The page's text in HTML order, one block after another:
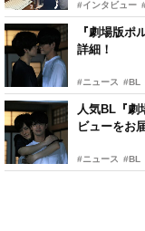
#インタビュー
『劇場版ポ
詳細！
#ニュース #BL
人気BL『劇
ビューをお
#ニュース #BL